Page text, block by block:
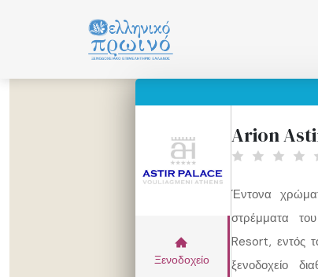
Ξενοδοχείο
Arion
Έντονα
στρέμματα
Resort, εντός
ξενοδοχείο